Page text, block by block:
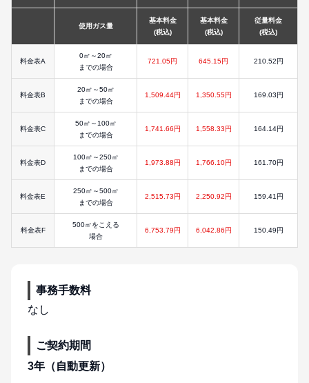
使用ガス量
基本料金
(税込)
基本料金
(税込)
従量料金
(税込)
料金表A
0㎥～20㎥
までの場合
721.05円 645.15円 210.52円
料金表B
20㎥～50㎥
までの場合
1,509.44円 1,350.55円 169.03円
料金表C
50㎥～100㎥
までの場合
1,741.66円 1,558.33円 164.14円
料金表D
100㎥～250㎥
までの場合
1,973.88円 1,766.10円 161.70円
料金表E
250㎥～500㎥
までの場合
2,515.73円 2,250.92円 159.41円
料金表F
500㎥をこえる
場合
6,753.79円 6,042.86円 150.49円
事務手数料
なし
ご契約期間
3年（自動更新）